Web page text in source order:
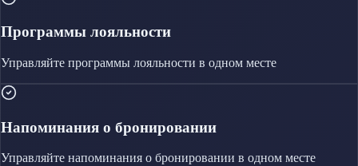
Программы лояльности
Управляйте программы лояльности в одном месте
Напоминания о бронировании
Управляйте напоминания о бронировании в одном месте